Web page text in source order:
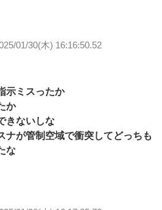
01/30(木) 16:16:50.52
示ミスったか
か
きないしな
ナが管制空域で衝突してどっちも
な